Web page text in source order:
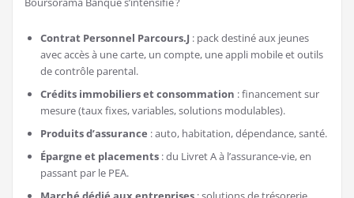
Contrat Personnel Parcours.J : pack destiné aux jeunes
avec accès à une carte, un compte, une appli mobile et outils
de contrôle parental.
Crédits immobiliers et consommation : financement sur
mesure (taux fixes, variables, solutions modulables).
Produits d’assurance : auto, habitation, dépendance, santé.
Épargne et placements : du Livret A à l’assurance-vie, en
passant par le PEA.